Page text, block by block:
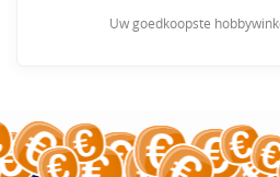
Uw goedkoopste